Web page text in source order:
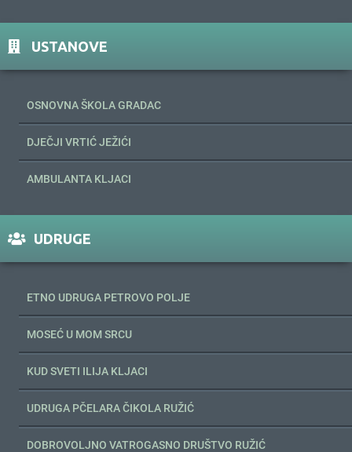
USTANOVE
OSNOVNA ŠKOLA GRADAC
DJEČJI VRTIĆ JEŽIĆI
AMBULANTA KLJACI
UDRUGE
ETNO UDRUGA PETROVO POLJE
MOSEĆ U MOM SRCU
KUD SVETI ILIJA KLJACI
UDRUGA PČELARA ČIKOLA RUŽIĆ
DOBROVOLJNO VATROGASNO DRUŠTVO RUŽIĆ